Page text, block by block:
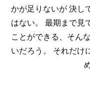
かが足りないが 決し
はない。
最期まで見
ことができる、そん
いだろう。
それだけ